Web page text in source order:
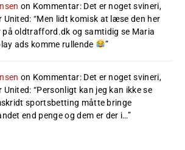
on Kommentar: Det er noget svineri,
United: “Men lidt komisk at læse den her
på oldtrafford.dk og samtidig se Maria
ads komme rullende
”
on Kommentar: Det er noget svineri,
United: “Personligt kan jeg kan ikke se
sportsbetting måtte bringe
end penge og dem er der i…”